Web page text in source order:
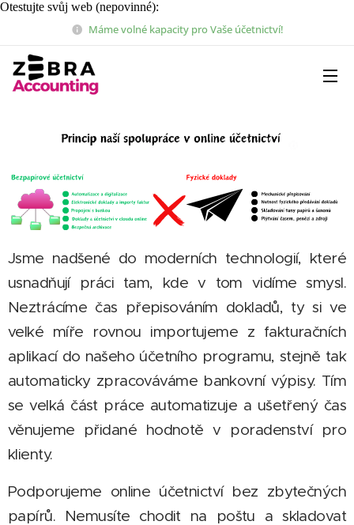
Otestujte svůj web (nepovinné):
Máme volné kapacity pro Vaše účetnictví!
Jsme nadšené do moderních technologií, které
usnadňují práci tam, kde v tom vidíme smysl.
Neztrácíme čas přepisováním dokladů, ty si ve
velké míře rovnou importujeme z fakturačních
aplikací do našeho účetního programu, stejně tak
automaticky zpracováváme bankovní výpisy. Tím
se velká část práce automatizuje a ušetřený čas
věnujeme přidané hodnotě v poradenství pro
klienty.
Podporujeme online účetnictví bez zbytečných
papírů. Nemusíte chodit na poštu a skladovat